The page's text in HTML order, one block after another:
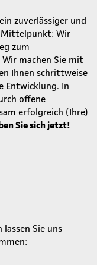
zuverlässiger und
Mittelpunkt: Wir
zum
machen Sie mit
Ihnen schrittweise
Entwicklung. In
offene
erfolgreich (Ihre)
Sie sich jetzt!
Sie uns